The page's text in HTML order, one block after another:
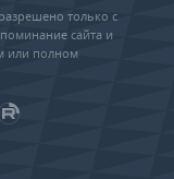
только с
сайта и
или полном